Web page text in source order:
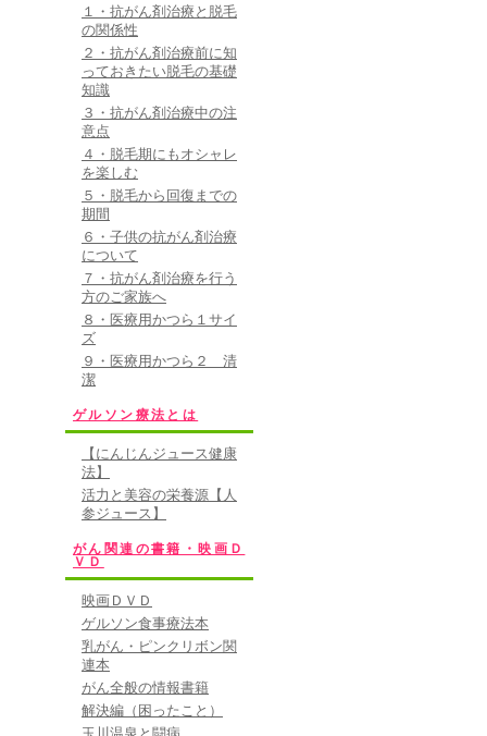
１・抗がん剤治療と脱毛
の関係性
２・抗がん剤治療前に知
っておきたい脱毛の基礎
知識
３・抗がん剤治療中の注
意点
４・脱毛期にもオシャレ
を楽しむ
５・脱毛から回復までの
期間
６・子供の抗がん剤治療
について
７・抗がん剤治療を行う
方のご家族へ
８・医療用かつら１サイ
ズ
９・医療用かつら２ 清
潔
ゲルソン療法とは
【にんじんジュース健康
法】
活力と美容の栄養源【人
参ジュース】
がん関連の書籍・映画Ｄ
ＶＤ
映画ＤＶＤ
ゲルソン食事療法本
乳がん・ピンクリボン関
連本
がん全般の情報書籍
解決編（困ったこと）